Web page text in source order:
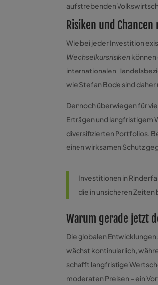
aufstrebenden
Risiken und
Wie bei jeder Investition
Wechselkursrisikenkönnen
internationalen
wie Stefan Bode sind daher
Dennoch überwiegen für
Erträgen und langfristigem
diversifizierten Portfolios.
einen wirksamen Schutz
Investitionen in
die in unsicheren
Warum gerade jetzt
Die globalen
wächst kontinuierlich,
schafft langfristige
moderaten Preisen – ein